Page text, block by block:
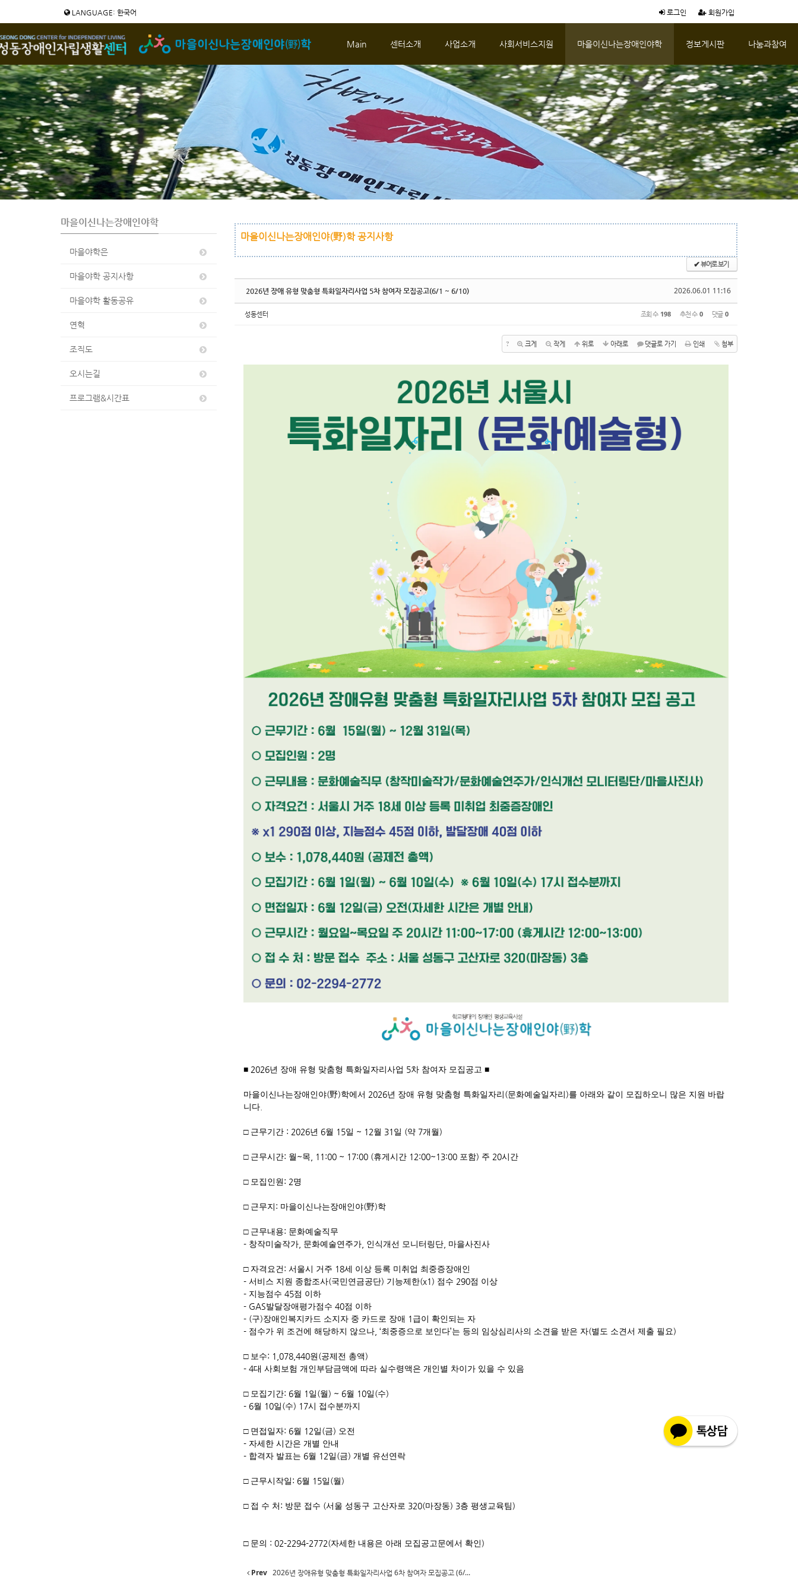
LANGUAGE: 한국어 로그인 회원가입
Main 센터소개 사업소개 사회서비스지원 마을이신나는장애인야학 정보게시판 나눔과참여
마을이신나는장애인야학
마을야학은
마을야학 공지사항
마을야학 활동공유
연혁
조직도
오시는길
프로그램&시간표
마을이신나는장애인야(野)학 공지사항
✔뷰어로 보기
2026.06.01 11:16
2026년 장애 유형 맞춤형 특화일자리사업 5차 참여자 모집공고(6/1 ~ 6/10)
성동센터 조회 수 198 추천 수 0 댓글 0
? 크게 작게 위로 아래로 댓글로 가기 인쇄 첨부
■ 2026년 장애 유형 맞춤형 특화일자리사업 5차 참여자 모집공고 ■
마을이신나는장애인야(野)학에서 2026년 장애 유형 맞춤형 특화일자리 (문화예술일자리 )를 아래와 같이 모집하오니 많은 지원 바랍
니다.
□ 근무기간 : 2026년 6월 15일 ~ 12월 31 일 (약 7개월)
□ 근무시간: 월 ~목 , 11:00 ~ 17:00 (휴게시간 12:00~13:00 포함) 주 20시간
□ 모집인원 : 2명
□ 근무지 : 마을이신나는장애인야(野)학
□ 근무내용: 문화예술직무
- 창작미술작가, 문화예술연주가, 인식개선 모니터링단, 마을사진사
□ 자격요건 : 서울시 거주 18세 이상 등록 미취업 최중증장애인
- 서비스 지원 종합조사(국민연금공단) 기능제한(x1) 점수 290점 이상
- 지능점수 45점 이하
- GAS발달장애평가점수 40점 이하
- (구)장애인복지카드 소지자 중 카드로 장애 1 급이 확인되는 자
- 점수가 위 조건에 해당하지 않으나, ‘최중증으로 보인다’는 등의 임상심리사의 소견을 받은 자(별도 소견서 제출 필요)
□ 보수: 1,078,440원 (공제전 총액)
- 4대 사회보험 개인부담금액에 따라 실수령액은 개인별 차이가 있을 수 있음
□ 모집기간: 6월 1 일 (월) ~ 6월 10일 (수)
- 6월 10일 (수) 17시 접수분까지
□ 면접일자: 6월 12일 (금) 오전
- 자세한 시간은 개별 안내
- 합격자 발표는 6월 12일 (금) 개별 유선연락
□ 근무시작일 : 6월 15일 (월)
□ 접 수 처 : 방문 접수 (서울 성동구 고산자로 320(마장동) 3층 평생교육팀)
□ 문의 : 02-2294-2772(자세한 내용은 아래 모집공고문에서 확인)
Prev 2026년 장애유형 맞춤형 특화일자리사업 6차 참여자 모집공고 (6/...